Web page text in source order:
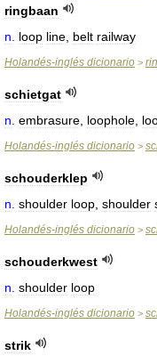
ringbaan
n
loop line belt railway
Holandés-inglés dicionario >
schietgat
n embrasure loophole
Holandés-inglés dicionario >
schouderklep
n shoulder loop shoulder
Holandés-inglés dicionario >
schouderkwest
n shoulder loop
Holandés-inglés dicionario >
strik